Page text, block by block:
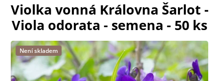
Violka vonná Královna Šarlot -
Viola odorata - semena - 50 ks
Není skladem